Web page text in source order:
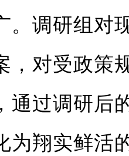
。调研组对
，对受政策
通过调研后
为翔实鲜活